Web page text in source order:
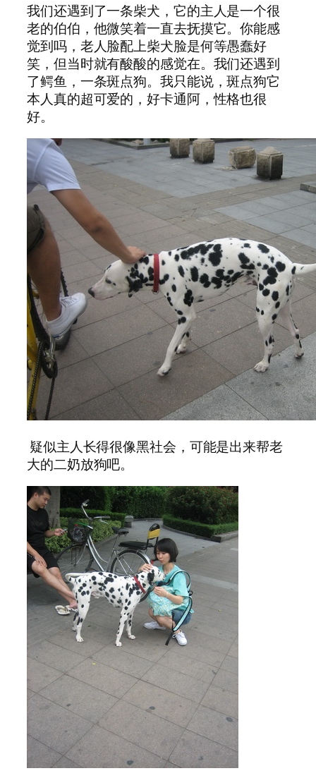
我们还遇到了一条柴犬，它的主人是一个很
老的伯伯，他微笑着一直去抚摸它。你能感
觉到吗，老人脸配上柴犬脸是何等愚蠢好
笑，但当时就有酸酸的感觉在。我们还遇到
了鳄鱼，一条斑点狗。我只能说，斑点狗它
本人真的超可爱的，好卡通阿，性格也很
好。
疑似主人长得很像黑社会，可能是出来帮老
大的二奶放狗吧。